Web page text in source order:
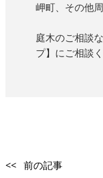
岬町、その他
庭木のご相談
プ】 にご相談
<< 前の記事